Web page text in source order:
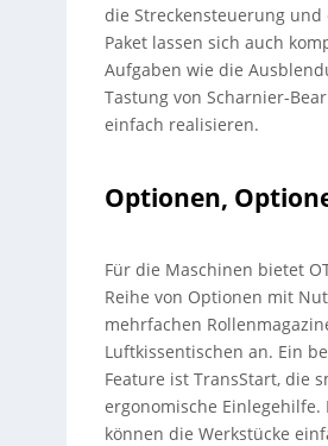
die Streckensteuerung und
Paket lassen sich auch
Aufgaben wie die
Tastung von Scharnier-
einfach realisieren.
Optionen,
Für die Maschinen bietet
Reihe von Optionen mit
mehrfachen
Luftkissentischen an. Ein
Feature ist TransStart, die
ergonomische Einlegehilfe.
können die Werkstücke